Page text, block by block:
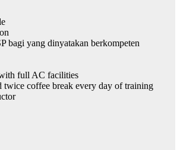
bagi yang dinyatakan berkompeten
full AC facilities
twice coffee break every day of training